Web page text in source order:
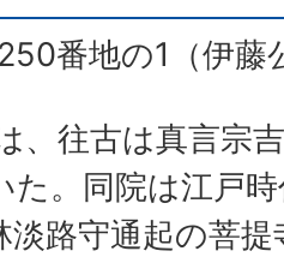
番地の1（伊藤
、往古は真言宗
た。同院は江戸
淡路守通起の菩